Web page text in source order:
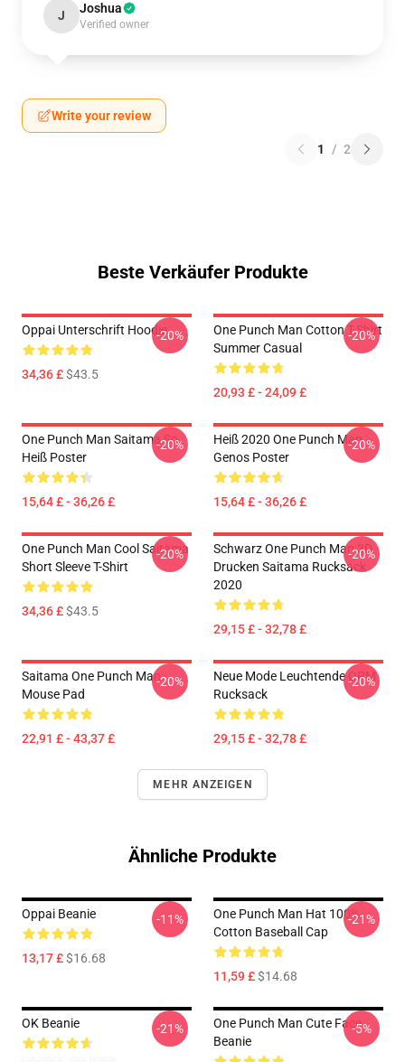
J Joshua
Verified owner
Write your review
1 / 2
Beste Verkäufer Produkte
Oppai Unterschrift Hoodie
34,36 £$43.5
-20%
One Punch Man Cotton T-Shirt
Summer Casual
20,93 £ - 24,09 £
-20%
One Punch Man Saitama So
Heiß Poster
15,64 £ - 36,26 £
-20%
Heiß 2020 One Punch Man
Genos Poster
15,64 £ - 36,26 £
-20%
One Punch Man Cool Saitama
Short Sleeve T-Shirt
34,36 £$43.5
-20%
Schwarz One Punch Man 3D
Drucken Saitama Rucksack
2020
29,15 £ - 32,78 £
-20%
Saitama One Punch Man
Mouse Pad
22,91 £ - 43,37 £
-20%
Neue Mode Leuchtende OPM
Rucksack
29,15 £ - 32,78 £
-20%
MEHR ANZEIGEN
Ähnliche Produkte
Oppai Beanie
13,17 £$16.68
-11%
One Punch Man Hat 100%
Cotton Baseball Cap
11,59 £$14.68
-21%
OK Beanie -21%
One Punch Man Cute Face
Beanie
-5%